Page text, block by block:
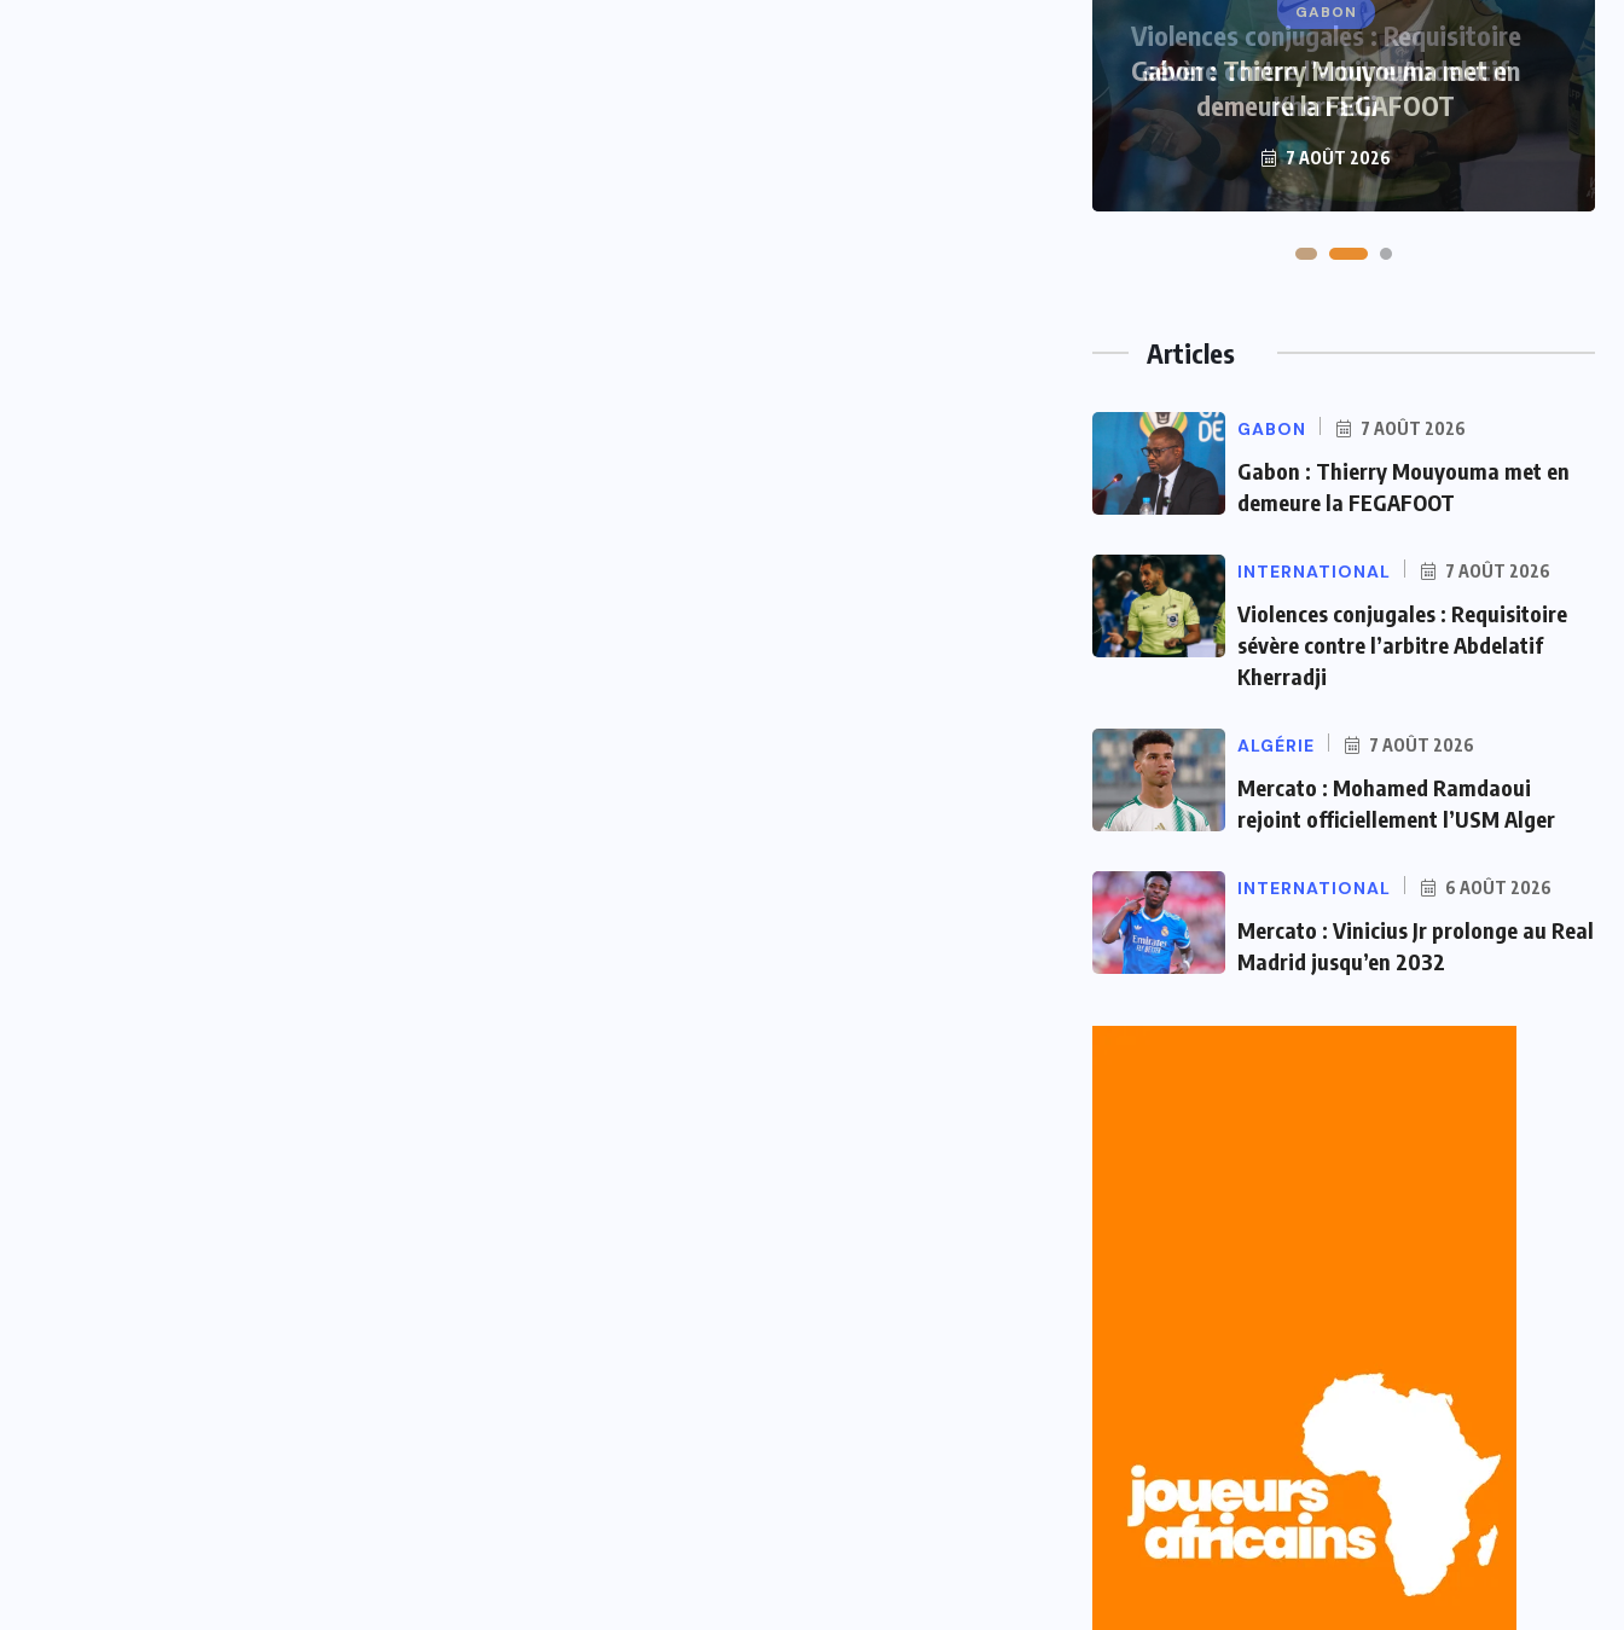
GABON
Gabon : Thierry Mouyouma met en
demeure la FEGAFOOT
7 AOÛT 2026
Violences conjugales : Requisitoire
sévère contre l’arbitre Abdelatif
Kherradji
7 AOÛT 2026
Articles
GABON 7 AOÛT 2026
Gabon : Thierry Mouyouma met en
demeure la FEGAFOOT
INTERNATIONAL 7 AOÛT 2026
Violences conjugales : Requisitoire
sévère contre l’arbitre Abdelatif
Kherradji
ALGÉRIE 7 AOÛT 2026
Mercato : Mohamed Ramdaoui
rejoint officiellement l’USM Alger
INTERNATIONAL 6 AOÛT 2026
Mercato : Vinicius Jr prolonge au Real
Madrid jusqu’en 2032